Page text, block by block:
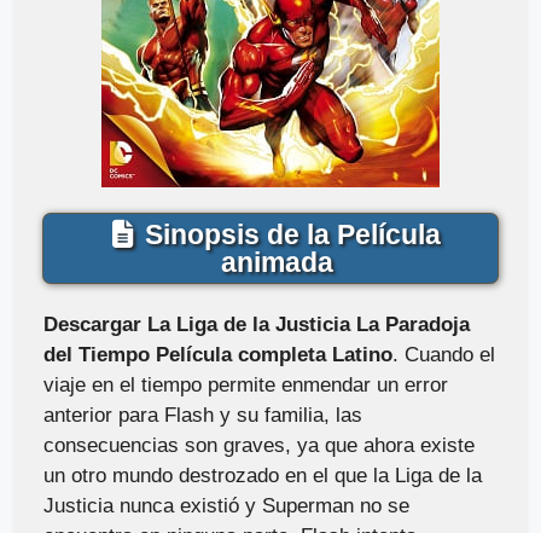
Sinopsis de la Película
animada
Descargar La Liga de la Justicia La Paradoja
del Tiempo Película completa Latino. Cuando el
viaje en el tiempo permite enmendar un error
anterior para Flash y su familia, las
consecuencias son graves, ya que ahora existe
un otro mundo destrozado en el que la Liga de la
Justicia nunca existió y Superman no se